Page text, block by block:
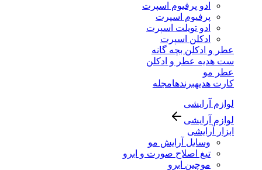
ادو پرفیوم اسپرت
پرفیوم اسپرت
ادو تویلت اسپرت
ادکلن اسپرت
عطر و ادکلن بچه گانه
ست هدیه عطر و ادکلن
عطر مو
کارت هدیهبرندهامجله
لوازم آرایشی
لوازم آرایشی
ابزار آرایشی
وسایل آرایش مو
تیغ اصلاح صورت و ابرو
موچین ابرو